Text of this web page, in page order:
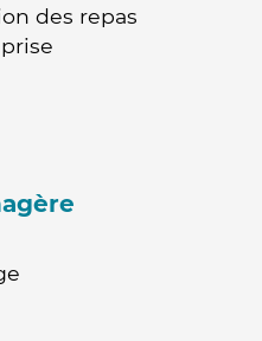
des repas